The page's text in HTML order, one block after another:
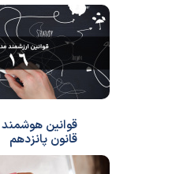
قوانین
قانون پانزدهم